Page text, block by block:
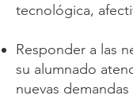
tecnológica,
Responder a las
su alumnado
nuevas demandas